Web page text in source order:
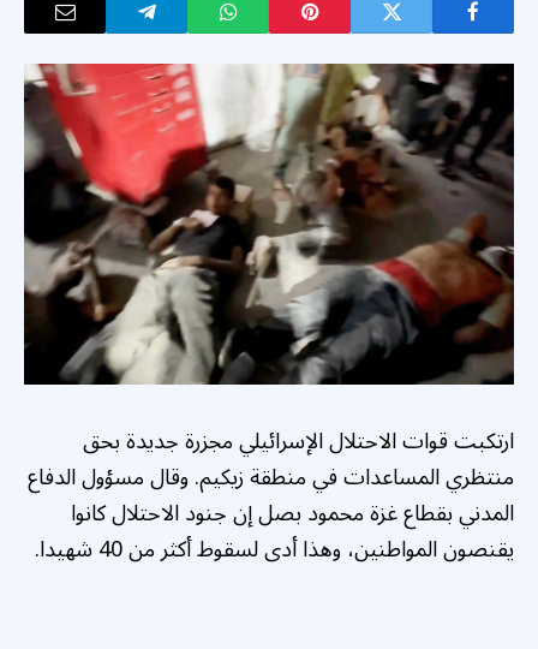
ارتكبت قوات الاحتلال الإسرائيلي مجزرة جديدة بحق
منتظري المساعدات في منطقة زيكيم. وقال مسؤول الدفاع
المدني بقطاع غزة محمود بصل إن جنود الاحتلال كانوا
يقنصون المواطنين، وهذا أدى لسقوط أكثر من 40 شهيدا.